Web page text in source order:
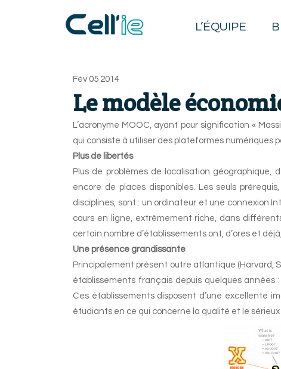
L’ÉQUIPE
Fév 05 2014
Le modèle
L’acronyme MOOC, ayant pour signification «
qui consiste à utiliser des plateformes numériques
Plus de libertés
Plus de problèmes de localisation géographique,
encore de places disponibles. Les seuls
disciplines, sont : un ordinateur et une connexion
cours en ligne, extrêmement riche, dans
certain nombre d’établissements ont, d’ores et
Une présence grandissante
Principalement présent outre atlantique (Harvard,
établissements français depuis quelques années
Ces établissements disposent d’une excellente
étudiants en ce qui concerne la qualité et le